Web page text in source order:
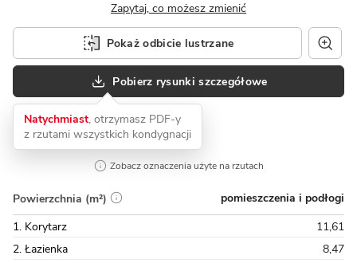
Zapytaj, co możesz zmienić
Pokaż odbicie lustrzane
Pobierz rysunki szczegółowe
Natychmiast, otrzymasz PDF-y
z rzutami wszystkich kondygnacji
Zobacz oznaczenia użyte na rzutach
Powierzchnia (m²)
pomieszczenia i podłogi
1. Korytarz
11,61
2. Łazienka
8,47